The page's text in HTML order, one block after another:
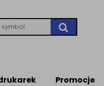
Promocje